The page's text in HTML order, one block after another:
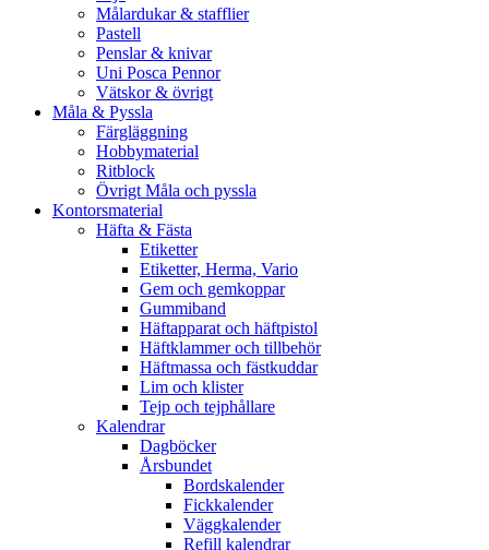
Målardukar & stafflier
Pastell
Penslar & knivar
Uni Posca Pennor
Vätskor & övrigt
Måla & Pyssla
Färgläggning
Hobbymaterial
Ritblock
Övrigt Måla och pyssla
Kontorsmaterial
Häfta & Fästa
Etiketter
Etiketter, Herma, Vario
Gem och gemkoppar
Gummiband
Häftapparat och häftpistol
Häftklammer och tillbehör
Häftmassa och fästkuddar
Lim och klister
Tejp och tejphållare
Kalendrar
Dagböcker
Årsbundet
Bordskalender
Fickkalender
Väggkalender
Refill kalendrar